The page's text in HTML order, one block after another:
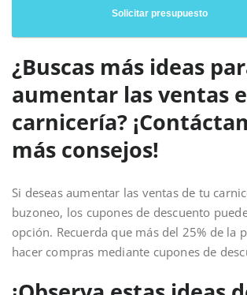
Solicitar presupuesto
¿Buscas más ideas
aumentar las ventas
carnicería?
más consejos!
Si deseas aumentar las ventas de tu
buzoneo, los cupones de descuento
opción. Recuerda que más del 25% de la
hacer compras mediante cupones de